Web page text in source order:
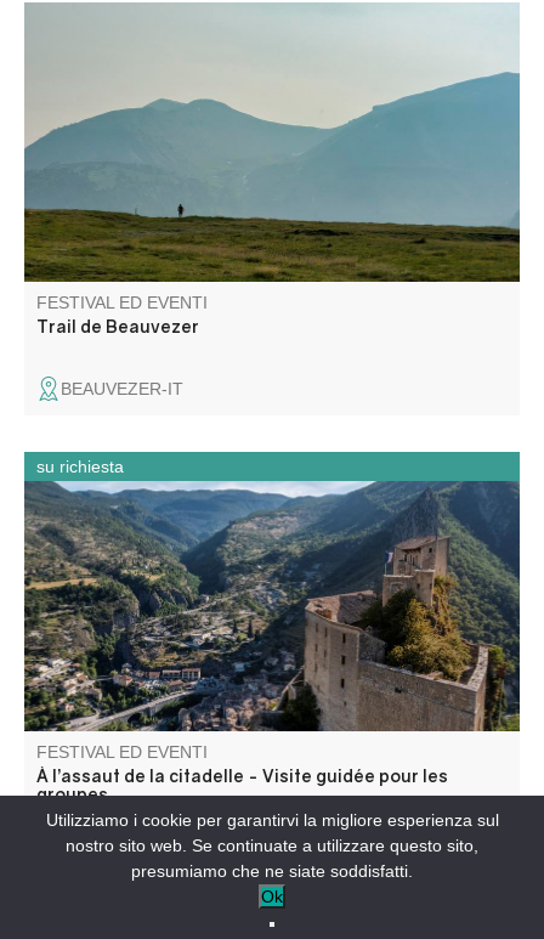
scoprire i favolosi sentieri dell'Haut Verdon nel cuore delle
Alpi del Sud e del Mercantour!
FESTIVAL ED EVENTI
Trail de Beauvezer
BEAUVEZER-IT
Ancien château fort, devenue citadelle puis prison, ce
monument d’Entrevaux témoigne des différentes phases
de fortifications de la ville.
FESTIVAL ED EVENTI
À l’assaut de la citadelle - Visite guidée pour les
groupes
su richiesta
ENTREVAUX-IT
Utilizziamo i cookie per garantirvi la migliore esperienza sul
nostro sito web. Se continuate a utilizzare questo sito,
presumiamo che ne siate soddisfatti.
Ok